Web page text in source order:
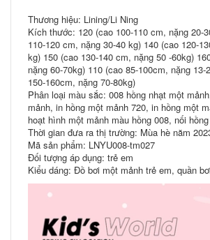
Thương hiệu: Lining/Li Ning
Kích thước: 120 (cao 100-110 cm, nặng 20-
110-120 cm, nặng 30-40 kg) 140 (cao 120-
kg) 150 (cao 130-140 cm, nặng 50 -60kg)
nặng 60-70kg) 110 (cao 85-100cm, nặng 13-
150-160cm, nặng 70-80kg)
Phân loại màu sắc: 008 hồng nhạt một
mảnh, in hồng một mảnh 720, in hồng một
hoạt hình một mảnh màu hồng 008, nối
Thời gian đưa ra thị trường: Mùa hè năm
Mã sản phẩm: LNYU008-tm027
Đối tượng áp dụng: trẻ em
Kiểu dáng: Đồ bơi một mảnh trẻ em, quần